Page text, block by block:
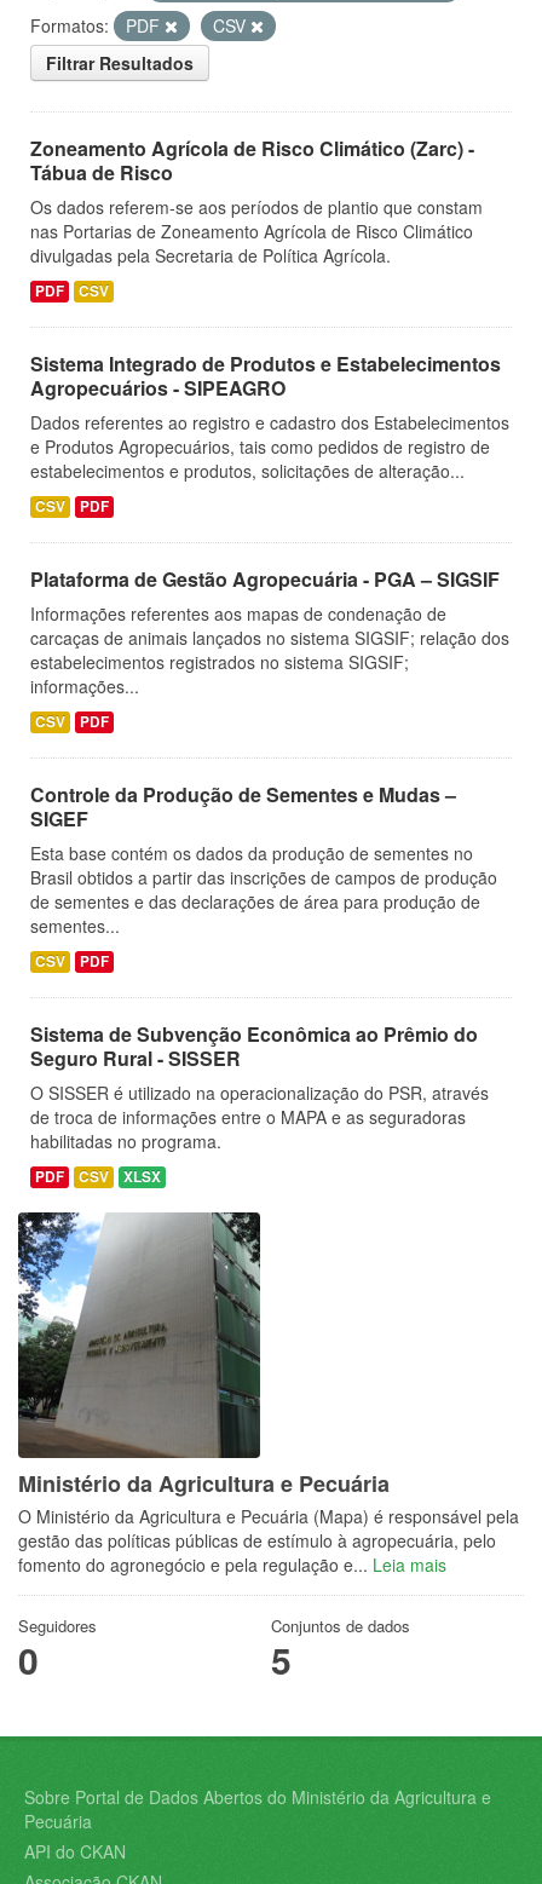
Formatos:
PDF
CSV
Filtrar Resultados
Zoneamento Agrícola de Risco Climático (Zarc) -
Tábua de Risco
Os dados referem-se aos períodos de plantio que constam
nas Portarias de Zoneamento Agrícola de Risco Climático
divulgadas pela Secretaria de Política Agrícola.
PDF CSV
Sistema Integrado de Produtos e Estabelecimentos
Agropecuários - SIPEAGRO
Dados referentes ao registro e cadastro dos Estabelecimentos
e Produtos Agropecuários, tais como pedidos de registro de
estabelecimentos e produtos, solicitações de alteração...
CSV PDF
Plataforma de Gestão Agropecuária - PGA – SIGSIF
Informações referentes aos mapas de condenação de
carcaças de animais lançados no sistema SIGSIF; relação dos
estabelecimentos registrados no sistema SIGSIF;
informações...
CSV PDF
Controle da Produção de Sementes e Mudas –
SIGEF
Esta base contém os dados da produção de sementes no
Brasil obtidos a partir das inscrições de campos de produção
de sementes e das declarações de área para produção de
sementes...
CSV PDF
Sistema de Subvenção Econômica ao Prêmio do
Seguro Rural - SISSER
O SISSER é utilizado na operacionalização do PSR, através
de troca de informações entre o MAPA e as seguradoras
habilitadas no programa.
PDF CSV XLSX
Ministério da Agricultura e Pecuária
O Ministério da Agricultura e Pecuária (Mapa) é responsável pela
gestão das políticas públicas de estímulo à agropecuária, pelo
fomento do agronegócio e pela regulação e... Leia mais
Seguidores
0
Conjuntos de dados
5
Sobre Portal de Dados Abertos do Ministério da Agricultura e
Pecuária
API do CKAN